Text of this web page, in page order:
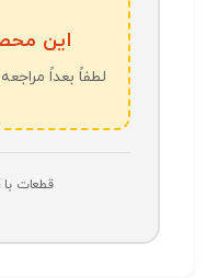
این
لطفاً بعداً
قطعات